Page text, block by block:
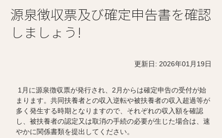
源泉徴収票及び確定申告書を確認
しましょう!
更新日: 2026年01月19日
1月に源泉徴収票が発行され、2月からは確定申告の受付が始
まります。共同扶養者との収入逆転や被扶養者の収入超過等が
多く発生する時期となりますので、それぞれの収入額を確認
し、被扶養者の認定又は取消の手続の必要が生じた場合は、速
やかに関係書類を提出してください。